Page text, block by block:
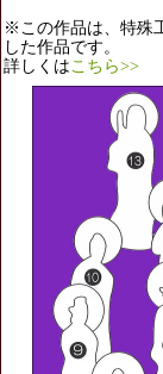
※この作品は、特殊
した作品です。
詳しくはこちら>>